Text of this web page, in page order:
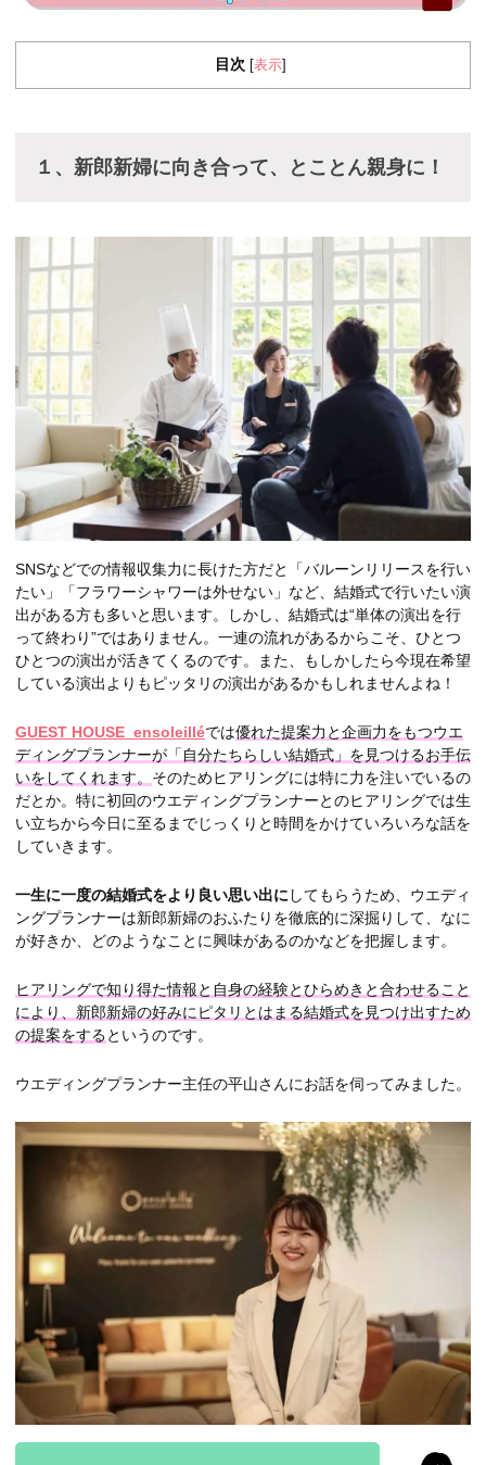
目次 表示
１、新郎新婦に向き合って、とことん親身に！
SNSなどでの情報収集力に長けた方だと「バルーンリリースを行い
たい」「フラワーシャワーは外せない」など、結婚式で行いたい演
出がある方も多いと思います。しかし、結婚式は“単体の演出を行
って終わり”ではありません。一連の流れがあるからこそ、ひとつ
ひとつの演出が活きてくるのです。また、もしかしたら今現在希望
している演出よりもピッタリの演出があるかもしれませんよね！
GUEST HOUSE ensoleilléでは優れた提案力と企画力をもつウエ
ディングプランナーが「自分たちらしい結婚式」を見つけるお手伝
いをしてくれます。 そのためヒアリングには特に力を注いでいるの
だとか。特に初回のウエディングプランナーとのヒアリングでは生
い立ちから今日に至るまでじっくりと時間をかけていろいろな話を
していきます。
一生に一度の結婚式をより良い思い出に してもらうため、ウエディ
ングプランナーは新郎新婦のおふたりを徹底的に深掘りして、なに
が好きか、どのようなことに興味があるのかなどを把握します。
ヒアリングで知り得た情報と自身の経験とひらめきと合わせること
により、新郎新婦の好みにピタリとはまる結婚式を見つけ出すため
の提案をするというのです。
ウエディングプランナー主任の平山さんにお話を伺ってみました。